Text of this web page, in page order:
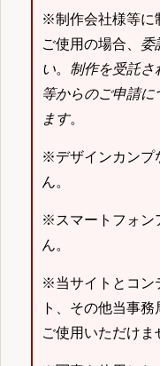
※制作会社様等に
ご使用の場合、 委
い。 制作を受託さ
等からのご申請
ます。
※デザインカンプ
ん。
※スマートフォン
ん。
※当サイトとコン
ト、その他当事
ご使用いただけま